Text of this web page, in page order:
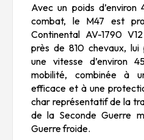
Avec un poids
combat, le M47 est
Continental AV-1790
près de 810 chevaux, lui
une vitesse d’environ
mobilité, combinée à
efficace et à une
char représentatif de la
de la Seconde Guerre
Guerre froide.